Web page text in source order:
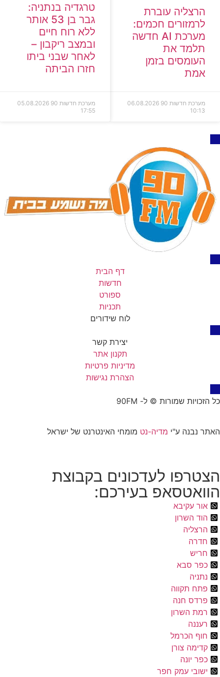
הרצליה עוברת
לרמזורים חכמים:
מערכת AI חדשה
תלמד את
העומסים בזמן
אמת
מערכת חדשות 90
06.08.2026
10:13
טרגדיה בנתניה:
גבר בן 53 אותר
ללא רוח חיים
ובמצב ריקבון –
לאחר שבני ביתו
חזרו הביתה
מערכת חדשות 90
05.08.2026
17:55
דף הבית
חדשות
ספורט
תכניות
לוח שידורים
יצירת קשר
תקנון אתר
מדיניות פרטיות
הצהרת נגישות
כל הזכויות שמורות © ל- 90FM
האתר נבנה ע"י מדיה-נט מומחי האינטרנט של ישראל
הצטרפו לעדכונים בקבוצת
הוואטסאפ בעירכם:
אור עקיבא
הוד השרון
הרצליה
חדרה
חריש
כפר סבא
נתניה
פתח תקווה
פרדס חנה
רמת השרון
רעננה
חוף הכרמל
קדימה צורן
כפר יונה
ישובי עמק חפר